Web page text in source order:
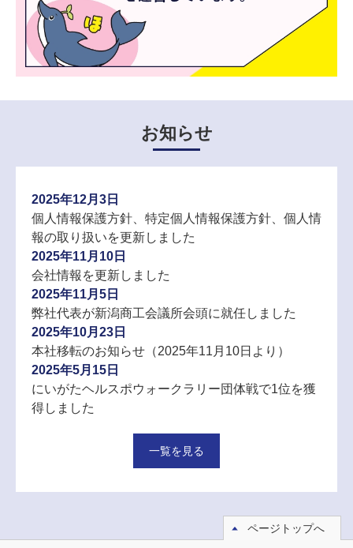
お知らせ
2025年12月3日
個人情報保護方針、特定個人情報保護方針、個人情
報の取り扱いを更新しました
2025年11月10日
会社情報を更新しました
2025年11月5日
弊社代表が新潟商工会議所会頭に就任しました
2025年10月23日
本社移転のお知らせ（2025年11月10日より）
2025年5月15日
にいがたヘルスポウォークラリー団体戦で1位を獲
得しました
一覧を見る
ページトップへ